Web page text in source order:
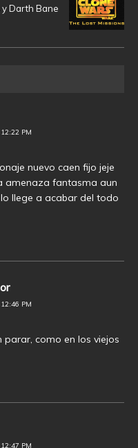
y Darth Bane
PM
nuevo caen fijo jeje
amenaza fantasma aun
llege a acabar del todo
PM
como en los viejos
PM